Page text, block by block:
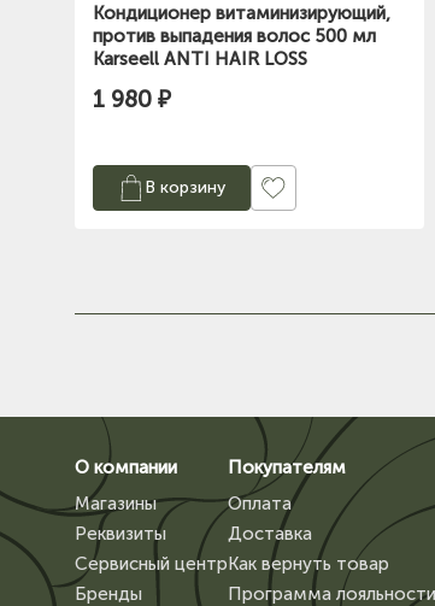
Кондиционер витаминизирующий,
против выпадения волос 500 мл
Karseell ANTI HAIR LOSS
1 980 ₽
В корзину
О компании
Магазины
Реквизиты
Сервисный центр
Бренды
Покупателям
Оплата
Доставка
Как вернуть товар
Программа лояльности